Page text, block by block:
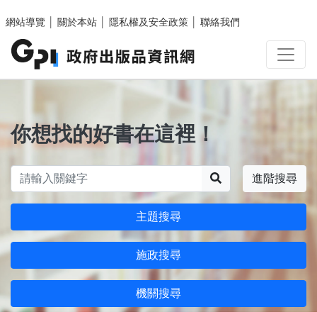
網站導覽
關於本站 隱私權及安全政策 聯絡我們
你想找的好書在這裡！
進階搜尋
主題搜尋
施政搜尋
機關搜尋